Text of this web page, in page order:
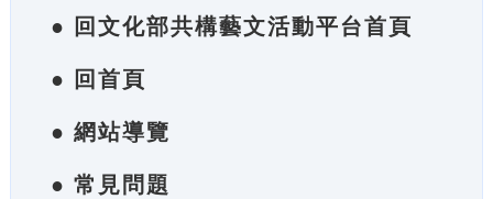
● 回文化部共構藝文活動平台首頁
● 回首頁
● 網站導覽
● 常見問題